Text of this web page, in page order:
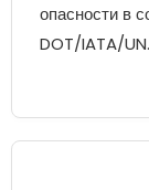
опасности в
DOT/IATA/